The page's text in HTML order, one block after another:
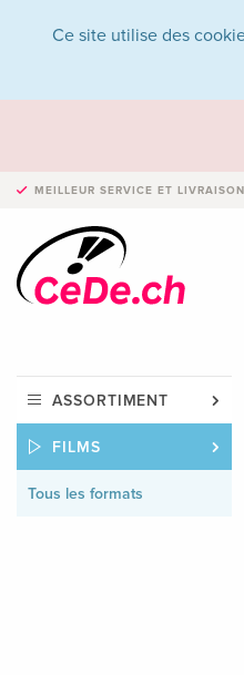
Ce site utilise des
MEILLEUR SERVICE ET LIVRAISON
ASSORTIMENT
FILMS
Tous les formats